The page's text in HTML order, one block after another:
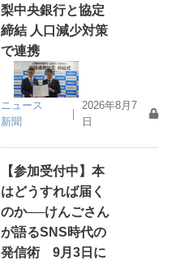
梨中央銀行と協定
締結 人口減少対策
で連携
ニュース
新聞
｜
2026年8月7
日
【参加受付中】本
はどうすれば届く
のか──けんごさん
が語るSNS時代の
発信術 9月3日に